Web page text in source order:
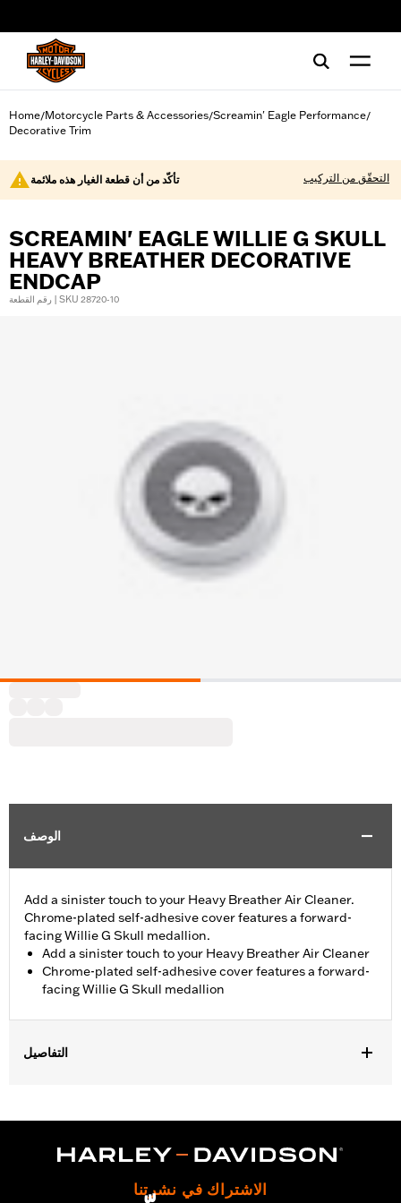
Home/Motorcycle Parts & Accessories/Screamin' Eagle Performance/
Decorative Trim
تأكّد من أن قطعة الغيار هذه ملائمة التحقّق من التركيب
SCREAMIN' EAGLE WILLIE G SKULL
HEAVY BREATHER DECORATIVE
ENDCAP
رقم القطعة | SKU 28720-10
الوصف
Add a sinister touch to your Heavy Breather Air Cleaner.
Chrome-plated self-adhesive cover features a forward-
facing Willie G Skull medallion.
Add a sinister touch to your Heavy Breather Air Cleaner
Chrome-plated self-adhesive cover features a forward-
facing Willie G Skull medallion
التفاصيل
Installation Instructions
الاشتراك في نشرتنا